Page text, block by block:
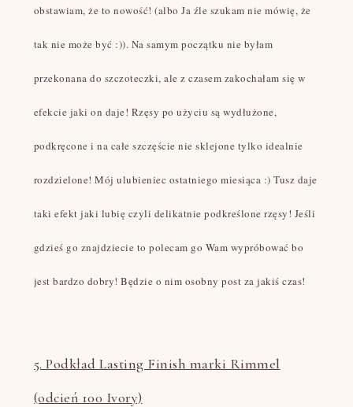
obstawiam, że to nowość! (albo Ja źle szukam nie mówię, że
tak nie może być :)). Na samym początku nie byłam
przekonana do szczoteczki, ale z czasem zakochałam się w
efekcie jaki on daje! Rzęsy po użyciu są wydłużone,
podkręcone i na całe szczęście nie sklejone tylko idealnie
rozdzielone! Mój ulubieniec ostatniego miesiąca :) Tusz daje
taki efekt jaki lubię czyli delikatnie podkreślone rzęsy! Jeśli
gdzieś go znajdziecie to polecam go Wam wypróbować bo
jest bardzo dobry! Będzie o nim osobny post za jakiś czas!
5. Podkład Lasting Finish marki Rimmel
(odcień 100 Ivory)